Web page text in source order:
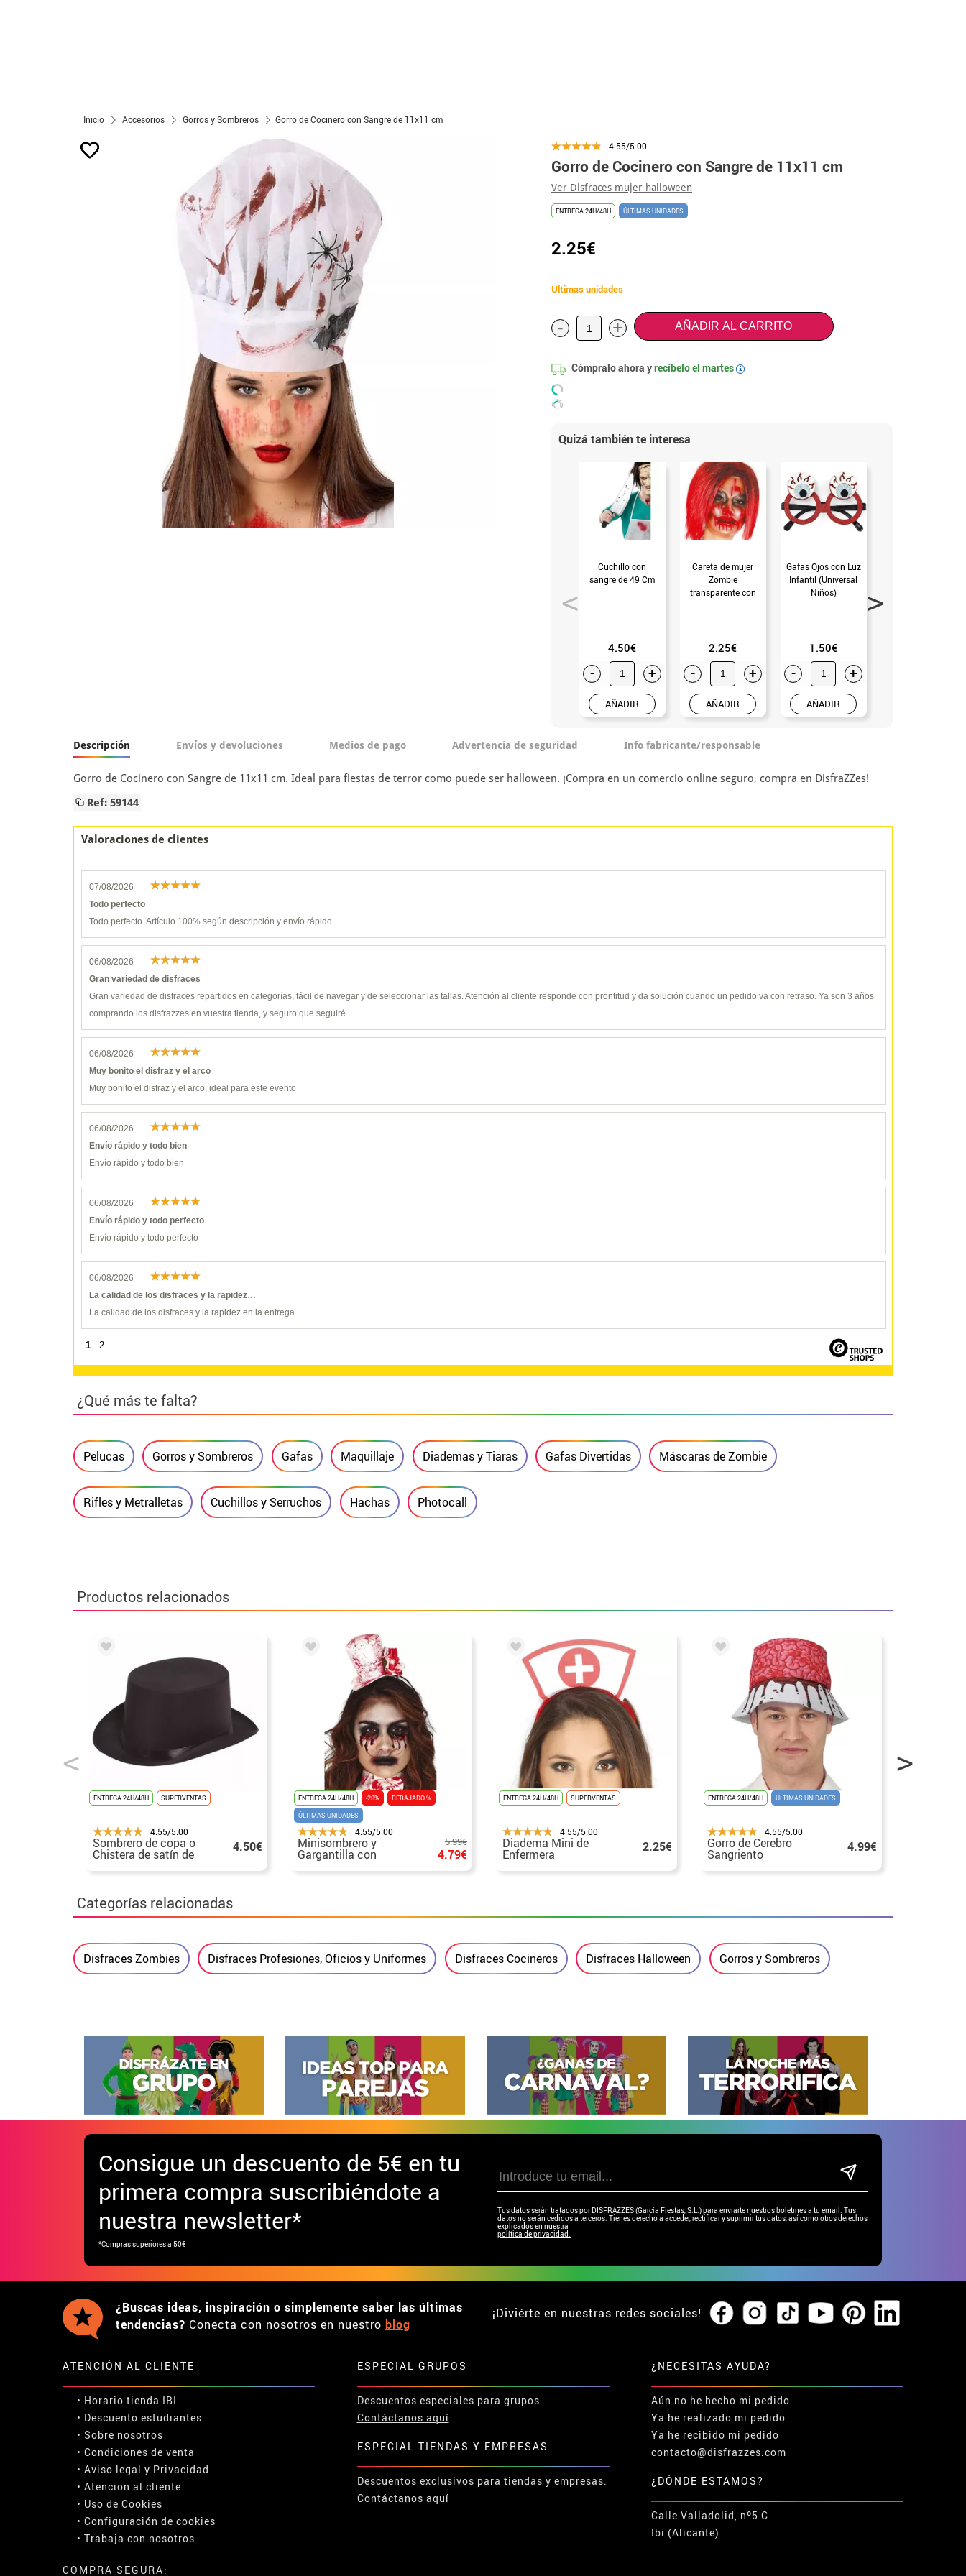
Inicio Accesorios Gorros y Sombreros Gorro de Cocinero con Sangre de 11x11 cm
4.55/5.00
Gorro de Cocinero con Sangre de 11x11 cm
Ver Disfraces mujer halloween
ENTREGA 24H/48H ÚLTIMAS UNIDADES
2.25€
Últimas unidades
- + AÑADIR AL CARRITO
Cómpralo ahora yrecíbelo el martes i
Quizá también te interesa
Cuchillo con
sangre de 49 Cm
4.50€
- +
AÑADIR
Careta de mujer
Zombie
transparente con
2.25€
- +
AÑADIR
Gafas Ojos con Luz
Infantil (Universal
Niños)
1.50€
- +
AÑADIR
Descripción Envíos y devoluciones Medios de pago Advertencia de seguridad Info fabricante/responsable
Gorro de Cocinero con Sangre de 11x11 cm. Ideal para fiestas de terror como puede ser halloween. ¡Compra en un comercio online seguro, compra en DisfraZZes!
Ref: 59144
Valoraciones de clientes
07/08/2026
Todo perfecto
Todo perfecto. Artículo 100% según descripción y envío rápido.
06/08/2026
Gran variedad de disfraces
Gran variedad de disfraces repartidos en categorías, fácil de navegar y de seleccionar las tallas. Atención al cliente responde con prontitud y da solución cuando un pedido va con retraso. Ya son 3 años
comprando los disfrazzes en vuestra tienda, y seguro que seguiré.
06/08/2026
Muy bonito el disfraz y el arco
Muy bonito el disfraz y el arco, ideal para este evento
06/08/2026
Envío rápido y todo bien
Envío rápido y todo bien
06/08/2026
Envío rápido y todo perfecto
Envío rápido y todo perfecto
06/08/2026
La calidad de los disfraces y la rapidez…
La calidad de los disfraces y la rapidez en la entrega
1 2
¿Qué más te falta?
Pelucas Gorros y Sombreros Gafas Maquillaje Diademas y Tiaras Gafas Divertidas Máscaras de Zombie
Rifles y Metralletas Cuchillos y Serruchos Hachas Photocall
Productos relacionados
ENTREGA 24H/48H SUPERVENTAS
4.55/5.00
Sombrero de copa o
Chistera de satín de
58 cm
4.50€
ENTREGA 24H/48H -20%
REBAJADO %
ÚLTIMAS UNIDADES
4.55/5.00
Minisombrero y
Gargantilla con
Sangre
5.99€
4.79€
ENTREGA 24H/48H SUPERVENTAS
4.55/5.00
Diadema Mini de
Enfermera 2.25€
ENTREGA 24H/48H ÚLTIMAS UNIDADES
4.55/5.00
Gorro de Cerebro
Sangriento 4.99€
Categorías relacionadas
Disfraces Zombies Disfraces Profesiones, Oficios y Uniformes Disfraces Cocineros Disfraces Halloween Gorros y Sombreros
Consigue un descuento de 5€ en tu
primera compra suscribiéndote a
nuestra newsletter*
*Compras superiores a 50€
Tus datos serán tratados por DISFRAZZES (García Fiestas, S.L.) para enviarte nuestros boletines a tu email. Tus
datos no serán cedidos a terceros. Tienes derecho a acceder, rectificar y suprimir tus datos, así como otros derechos
explicados en nuestra
política de privacidad.
¿Buscas ideas, inspiración o simplemente saber las últimas
tendencias? Conecta con nosotros en nuestro blog
¡Diviérte en nuestras redes sociales!
ATENCIÓN AL CLIENTE
• Horario tienda IBI
• Descuento estudiantes
• Sobre nosotros
• Condiciones de venta
• Aviso legal y Privacidad
• Atencion al cliente
• Uso de Cookies
• Configuración de cookies
• Trabaja con nosotros
ESPECIAL GRUPOS
Descuentos especiales para grupos.
Contáctanos aquí
ESPECIAL TIENDAS Y EMPRESAS
Descuentos exclusivos para tiendas y empresas.
Contáctanos aquí
¿NECESITAS AYUDA?
Aún no he hecho mi pedido
Ya he realizado mi pedido
Ya he recibido mi pedido
contacto@disfrazzes.com
¿DÓNDE ESTAMOS?
Calle Valladolid, nº5 C
Ibi (Alicante)
COMPRA SEGURA: